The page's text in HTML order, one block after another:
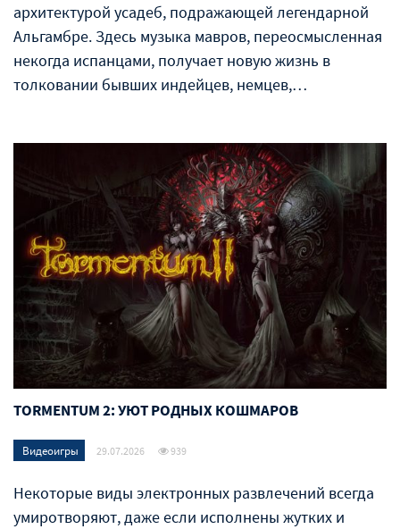
архитектурой усадеб, подражающей легендарной
Альгамбре. Здесь музыка мавров, переосмысленная
некогда испанцами, получает новую жизнь в
толковании бывших индейцев, немцев,…
TORMENTUM 2: УЮТ РОДНЫХ КОШМАРОВ
Видеоигры 29.07.2026 939
Некоторые виды электронных развлечений всегда
умиротворяют, даже если исполнены жутких и